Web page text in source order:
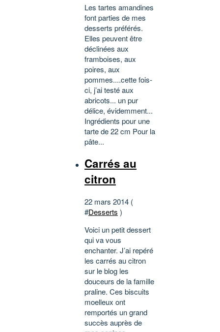
Les tartes amandines
font parties de mes
desserts préférés.
Elles peuvent être
déclinées aux
framboises, aux
poires, aux
pommes....cette fois-
ci, j’ai testé aux
abricots... un pur
délice, évidemment...
Ingrédients pour une
tarte de 22 cm Pour la
pâte...
Carrés au
citron
22 mars 2014 (
#Desserts )
Voici un petit dessert
qui va vous
enchanter. J’ai repéré
les carrés au citron
sur le blog les
douceurs de la famille
praline. Ces biscuits
moelleux ont
remportés un grand
succès auprès de